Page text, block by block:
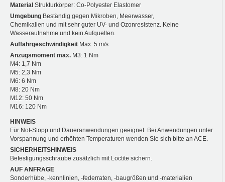
Material Strukturkörper: Co-Polyester Elastomer
Umgebung Beständig gegen Mikroben, Meerwasser,
Chemikalien und mit sehr guter UV- und Ozonresistenz. Keine
Wasseraufnahme und kein Aufquellen.
Auffahrgeschwindigkeit Max. 5 m/s
Anzugsmoment max. M3: 1 Nm
M4: 1,7 Nm
M5: 2,3 Nm
M6: 6 Nm
M8: 20 Nm
M12: 50 Nm
M16: 120 Nm
HINWEIS
Für Not-Stopp und Daueranwendungen geeignet. Bei Anwendungen unter
Vorspannung und erhöhten Temperaturen wenden Sie sich bitte an ACE.
SICHERHEITSHINWEIS
Befestigungsschraube zusätzlich mit Loctite sichern.
AUF ANFRAGE
Sonderhübe, -kennlinien, -federraten, -baugrößen und -materialien